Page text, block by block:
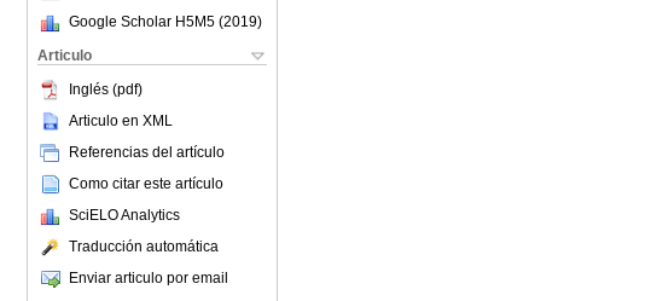
Google Scholar H5M5 (2019)
Articulo
Inglés (pdf)
Articulo en XML
Referencias del artículo
Como citar este artículo
SciELO Analytics
Traducción automática
Enviar articulo por email